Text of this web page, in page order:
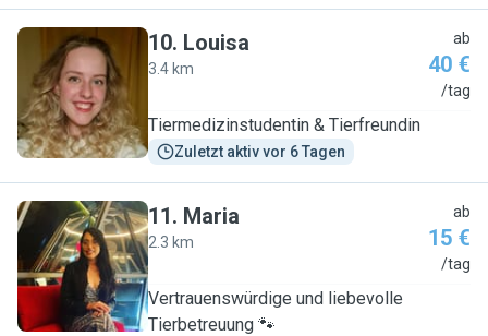
L
10. Louisa
3.4 km
ab
40 €
/tag
Tiermedizinstudentin & Tierfreundin
Zuletzt aktiv vor 6 Tagen
M
11. Maria
2.3 km
ab
15 €
/tag
Vertrauenswürdige und liebevolle
Tierbetreuung 🐾